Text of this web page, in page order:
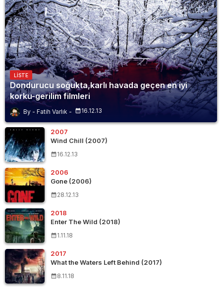
LISTE
Dondurucu soğukta,karlı havada geçen en iyi
korku-gerilim filmleri
Fatih Varlık 16.12.13
2007
Wind Chill (2007)
16.12.13
2006
Gone (2006)
28.12.13
2018
Enter The Wild (2018)
1.11.18
2017
What the Waters Left Behind (2017)
8.11.18